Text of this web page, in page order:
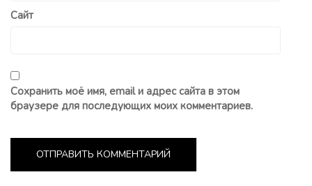
Сайт
Сохранить моё имя, email и адрес сайта в этом
браузере для последующих моих комментариев.